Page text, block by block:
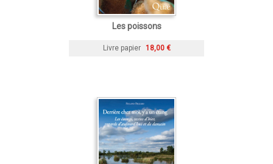
Les poissons
Livre papier 18,00 €